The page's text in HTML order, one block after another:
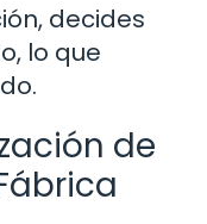
decides
lo que
de